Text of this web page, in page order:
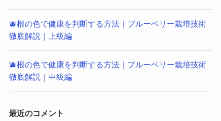
🫐根の色で健康を判断する方法｜ブルーベリー栽培技術
徹底解説｜上級編
🫐根の色で健康を判断する方法｜ブルーベリー栽培技術
徹底解説｜中級編
最近のコメント